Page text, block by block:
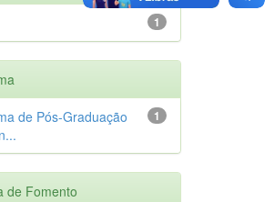
1
1
de Pós-Graduação
de Fomento